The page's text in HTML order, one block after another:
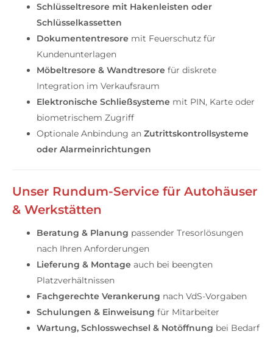
Schlüsseltresore mit Hakenleisten oder
Schlüsselkassetten
Dokumententresore mit Feuerschutz für
Kundenunterlagen
Möbeltresore & Wandtresore für diskrete
Integration im Verkaufsraum
Elektronische Schließsysteme mit PIN, Karte oder
biometrischem Zugriff
Optionale Anbindung an Zutrittskontrollsysteme
oder Alarmeinrichtungen
Unser Rundum-Service für Autohäuser
& Werkstätten
Beratung & Planung passender Tresorlösungen
nach Ihren Anforderungen
Lieferung & Montage auch bei beengten
Platzverhältnissen
Fachgerechte Verankerung nach VdS-Vorgaben
Schulungen & Einweisung für Mitarbeiter
Wartung, Schlosswechsel & Notöffnung bei Bedarf